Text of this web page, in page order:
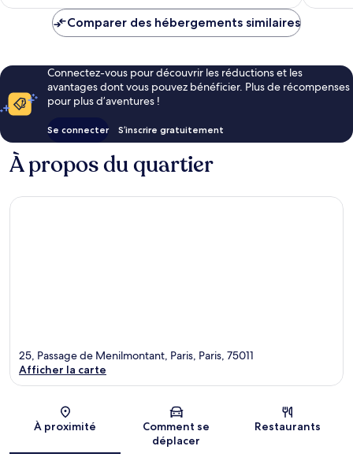
de
Comparer des hébergements similaires
Connectez-vous pour découvrir les réductions et les
avantages dont vous pouvez bénéficier. Plus de récompenses
pour plus d’aventures !
Se connecter S’inscrire gratuitement
À propos du quartier
Carte
25, Passage de Menilmontant, Paris, Paris, 75011
Afficher la carte
À proximité
Comment se
déplacer
Restaurants